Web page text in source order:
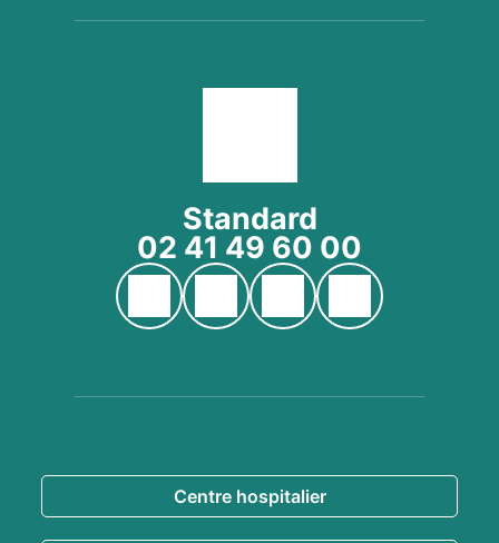
Standard
02 41 49 60 00
Page YouTube du CH Cholet
Page Facebook du CH Cholet
Page Instagram du CH
Page LinkedIn
En savoirplus
Centre hospitalier